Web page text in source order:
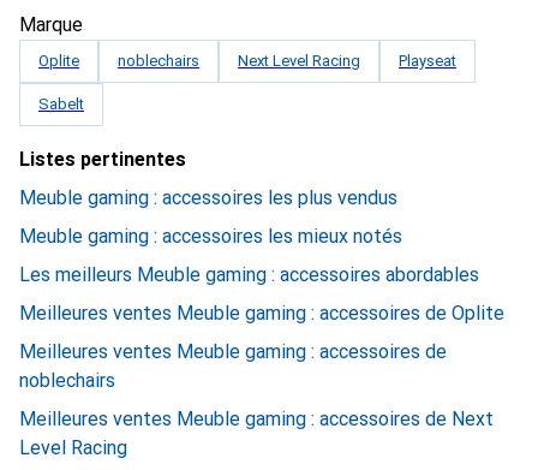
Marque
Oplite noblechairs Next Level Racing Playseat
Sabelt
Listes pertinentes
Meuble gaming : accessoires les plus vendus
Meuble gaming : accessoires les mieux notés
Les meilleurs Meuble gaming : accessoires abordables
Meilleures ventes Meuble gaming : accessoires de Oplite
Meilleures ventes Meuble gaming : accessoires de
noblechairs
Meilleures ventes Meuble gaming : accessoires de Next
Level Racing